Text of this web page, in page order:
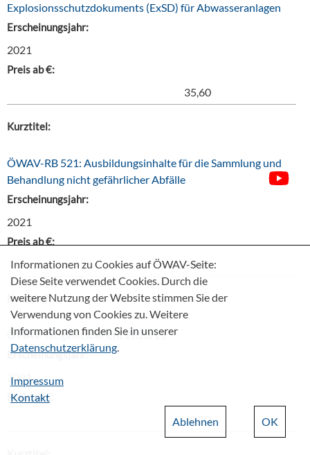
Explosionsschutzdokuments (ExSD) für Abwasseranlagen
Erscheinungsjahr:
2021
Preis ab €:
35,60
Kurztitel:
ÖWAV-RB 521: Ausbildungsinhalte für die Sammlung und
Behandlung nicht gefährlicher Abfälle
Erscheinungsjahr:
2021
Preis ab €:
24,20
Kurztitel:
ÖWAV-Tätigkeitsbericht 2020/21
Erscheinungsjahr:
2021
Preis ab €:
0,00
Informationen zu Cookies auf ÖWAV-Seite:
Diese Seite verwendet Cookies. Durch die
weitere Nutzung der Website stimmen Sie der
Verwendung von Cookies zu. Weitere
Informationen finden Sie in unserer
Datenschutzerklärung.
Impressum
Kontakt
OK
Ablehnen